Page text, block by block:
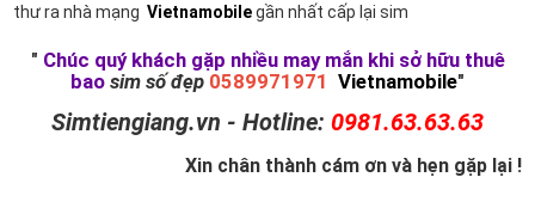
thư ra nhà mạng Vietnamobilegần nhất cấp lại sim
" Chúc quý khách gặp nhiều may mắn khi sở hữu thuê
bao sim số đẹp 0589971971 Vietnamobile"
Simtiengiang.vn - Hotline: 0981.63.63.63
Xin chân thành cám ơn và hẹn gặp lại !